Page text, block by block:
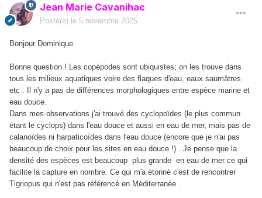
Jean Marie Cavanihac
Posté(e) le 5 novembre 2025
Bonjour Dominique
Bonne question ! Les copépodes sont ubiquistes; on les trouve dans
tous les milieux aquatiques voire des flaques d'eau, eaux saumâtres
etc . Il n'y a pas de différences morphologiques entre espèce marine et
eau douce.
Dans mes observations j'ai trouvé des cyclopoïdes (le plus commun
étant le cyclops) dans l'eau douce et aussi en eau de mer, mais pas de
calanoïdes ni harpaticoïdes dans l'eau douce (encore que je n'ai pas
beaucoup de choix pour les sites en eau douce !) . Je pense que la
densité des espèces est beaucoup plus grande en eau de mer ce qui
facilite la capture en nombre. Ce qui m'a étonné c'est de rencontrer
Tigriopus qui n'est pas référencé en Méditerranée .